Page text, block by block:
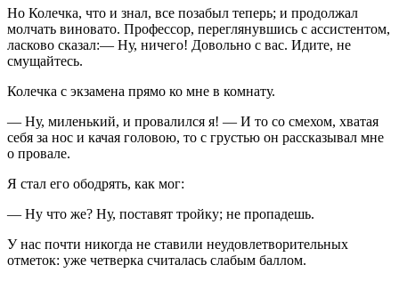
Но Колечка, что и знал, все позабыл теперь; и продолжал
молчать виновато. Профессор, переглянувшись с ассистентом,
ласково сказал:— Ну, ничего! Довольно с вас. Идите, не
смущайтесь.
Колечка с экзамена прямо ко мне в комнату.
— Ну, миленький, и провалился я! — И то со смехом, хватая
себя за нос и качая головою, то с грустью он рассказывал мне
о провале.
Я стал его ободрять, как мог:
— Ну что же? Ну, поставят тройку; не пропадешь.
У нас почти никогда не ставили неудовлетворительных
отметок: уже четверка считалась слабым баллом.